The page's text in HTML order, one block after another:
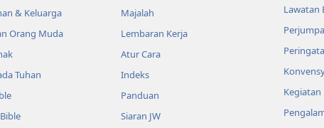
& Keluarga
Orang Muda
Tuhan
Majalah
Lembaran Kerja
Atur Cara
Indeks
Panduan
Siaran JW
Lawatan
Kegiatan